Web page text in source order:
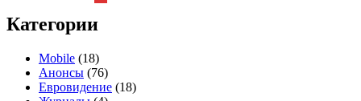
Категории
Mobile (18)
Анонсы (76)
Евровидение (18)